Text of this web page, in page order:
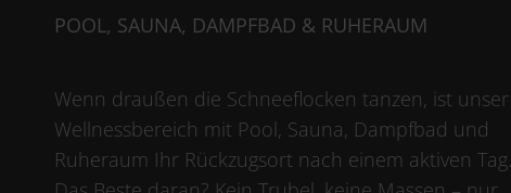
POOL, SAUNA, DAMPFBAD & RUHERAUM
Wenn draußen die Schneeflocken tanzen, ist unser
Wellnessbereich mit Pool, Sauna, Dampfbad und
Ruheraum Ihr Rückzugsort nach einem aktiven Tag.